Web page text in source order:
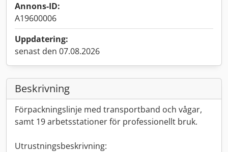
Annons-ID:
A19600006
Uppdatering:
senast den 07.08.2026
Beskrivning
Förpackningslinje med transportband och vågar,
samt 19 arbetsstationer för professionellt bruk.
Utrustningsbeskrivning: